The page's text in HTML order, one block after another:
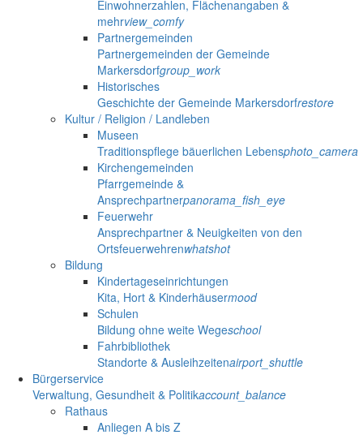
Einwohnerzahlen, Flächenangaben &
mehrview_comfy
Partnergemeinden
Partnergemeinden der Gemeinde
Markersdorfgroup_work
Historisches
Geschichte der Gemeinde Markersdorfrestore
Kultur / Religion / Landleben
Museen
Traditionspflege bäuerlichen Lebensphoto_camera
Kirchengemeinden
Pfarrgemeinde &
Ansprechpartnerpanorama_fish_eye
Feuerwehr
Ansprechpartner & Neuigkeiten von den
Ortsfeuerwehrenwhatshot
Bildung
Kindertageseinrichtungen
Kita, Hort & Kinderhäusermood
Schulen
Bildung ohne weite Wegeschool
Fahrbibliothek
Standorte & Ausleihzeitenairport_shuttle
Bürgerservice
Verwaltung, Gesundheit & Politikaccount_balance
Rathaus
Anliegen A bis Z